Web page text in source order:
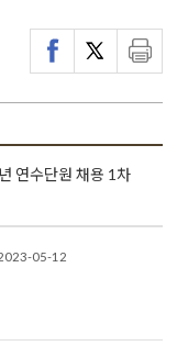
연수단원 채용 1차
05-12